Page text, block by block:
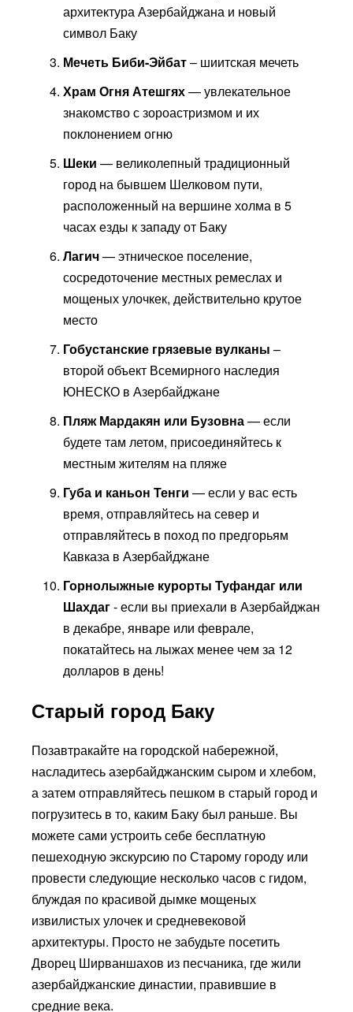
архитектура Азербайджана и новый
символ Баку
Мечеть Биби-Эйбат– шиитская мечеть
Храм Огня Атешгях— увлекательное
знакомство с зороастризмом и их
поклонением огню
Шеки — великолепный традиционный
город на бывшем Шелковом пути,
расположенный на вершине холма в 5
часах езды к западу от Баку
Лагич— этническое поселение,
сосредоточение местных ремеслах и
мощеных улочкек, действительно крутое
место
Гобустанские грязевые вулканы –
второй объект Всемирного наследия
ЮНЕСКО в Азербайджане
Пляж Мардакян или Бузовна— если
будете там летом, присоединяйтесь к
местным жителям на пляже
Губа и каньон Тенги — если у вас есть
время, отправляйтесь на север и
отправляйтесь в поход по предгорьям
Кавказа в Азербайджане
Горнолыжные курорты Туфандаг или
Шахдаг- если вы приехали в Азербайджан
в декабре, январе или феврале,
покатайтесь на лыжах менее чем за 12
долларов в день!
Старый город Баку
Позавтракайте на городской набережной,
насладитесь азербайджанским сыром и хлебом,
а затем отправляйтесь пешком в старый город и
погрузитесь в то, каким Баку был раньше. Вы
можете сами устроить себе бесплатную
пешеходную экскурсию по Старому городу или
провести следующие несколько часов с гидом,
блуждая по красивой дымке мощеных
извилистых улочек и средневековой
архитектуры. Просто не забудьте посетить
Дворец Ширваншахов из песчаника, где жили
азербайджанские династии, правившие в
средние века.